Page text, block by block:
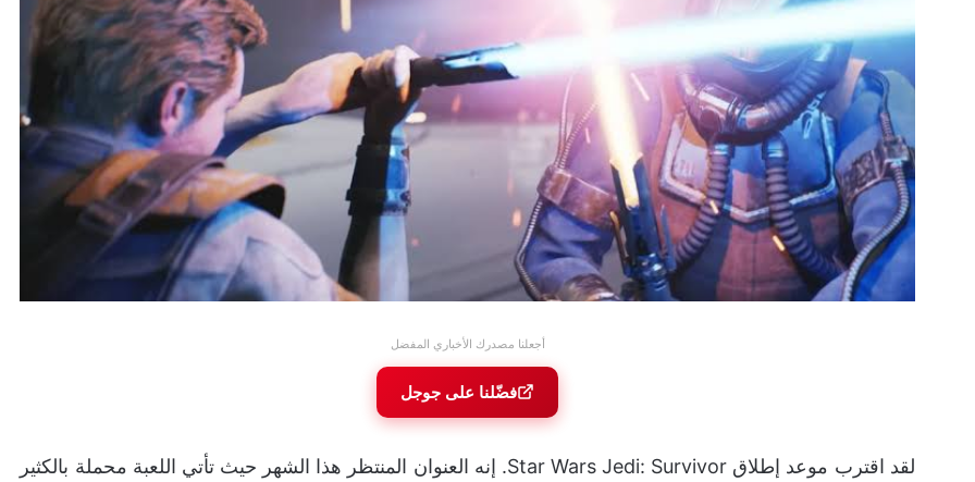
أجعلنا مصدرك الأخباري المفضل
فضّلنا على جوجل
لقد اقترب موعد إطلاق Star Wars Jedi: Survivor. إنه العنوان المنتظر هذا الشهر حيث تأتي اللعبة محملة بالكثير